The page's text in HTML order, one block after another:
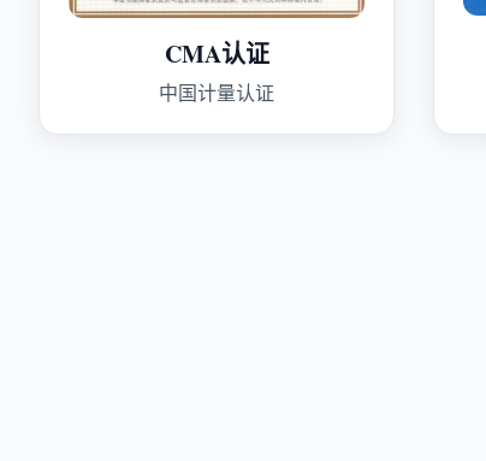
CMA认证
中国计量认证